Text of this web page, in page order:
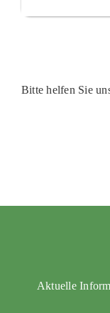
Bitte helfen Sie
Aktuelle